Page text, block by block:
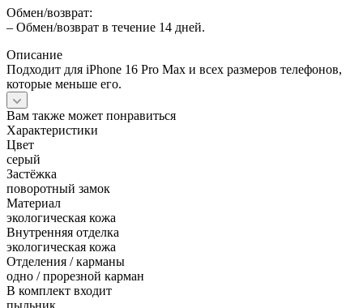
Обмен/возврат:
– Обмен/возврат в течение 14 дней.
Описание
Подходит для iPhone 16 Pro Max и всех размеров телефонов,
которые меньше его.
Вам также может понравиться
Характеристики
Цвет
серый
Застёжка
поворотный замок
Материал
экологическая кожа
Внутренняя отделка
экологическая кожа
Отделения / карманы
одно / прорезной карман
В комплект входит